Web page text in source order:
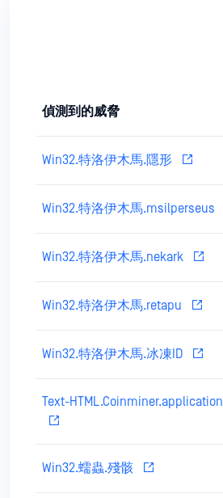
偵測到的威脅
Win32.特洛伊木馬.隱形
Win32.特洛伊木馬.msilperseus
Win32.特洛伊木馬.nekark
Win32.特洛伊木馬.retapu
Win32.特洛伊木馬.冰凍ID
Text-HTML.Coinminer.application
Win32.蠕蟲.殘骸